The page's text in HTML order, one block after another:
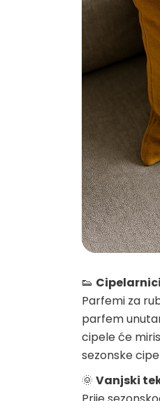
👟
Parfemi za
parfem
cipele će
sezonske
🌞 Vanjski